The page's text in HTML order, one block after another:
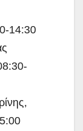
14:30